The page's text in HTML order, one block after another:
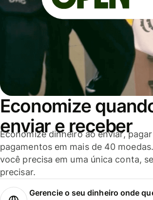
Economize
enviar e receber
Economize dinheiro ao enviar,
pagamentos em mais de 40
você precisa em uma única conta,
precisar.
Gerencie o seu dinheiro onde